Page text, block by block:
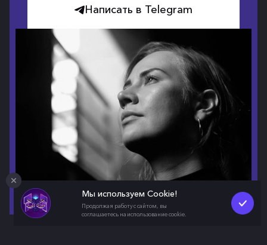
Написать в Telegram
Мы используем Cookie!
Продолжая работу с сайтом, вы
соглашаетесь на использование cookie.